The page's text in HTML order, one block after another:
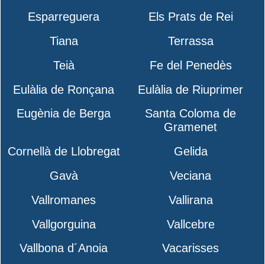
Esparreguera
Els Prats de Rei
Tiana
Terrassa
Teià
Fe del Penedès
Eulàlia de Ronçana
Eulàlia de Riuprimer
Eugènia de Berga
Santa Coloma de
Gramenet
Cornellà de Llobregat
Gelida
Gavà
Veciana
Vallromanes
Vallirana
Vallgorguina
Vallcebre
Vallbona d´Anoia
Vacarisses